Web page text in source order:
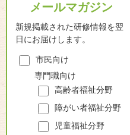
メールマガジン
新規掲載された研修情報を翌
日にお届けします。
市民向け
専門職向け
高齢者福祉分野
障がい者福祉分野
児童福祉分野